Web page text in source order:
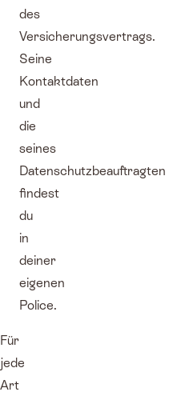
des
Versicherungsvertrags.
Seine
Kontaktdaten
und
die
seines
Datenschutzbeauftragten
findest
du
in
deiner
eigenen
Police.
Für
jede
Art